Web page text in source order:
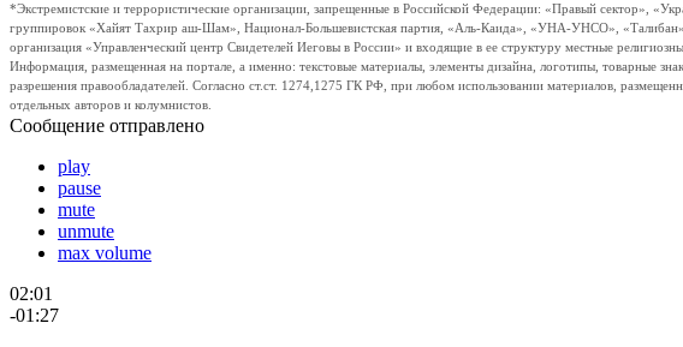
*Экстремистские и террористические организации, запрещенные в Российской Федерации: «Правый
группировок «Хайят Тахрир аш-Шам», Национал-Большевистская партия, «Аль-Каида», «УНА-УНСО»,
организация «Управленческий центр Свидетелей Иеговы в России» и входящие в ее структуру местные
Информация, размещенная на портале, а именно: текстовые материалы, элементы дизайна, логотипы, товарные
разрешения правообладателей. Согласно ст.ст. 1274,1275 ГК РФ, при любом использовании материалов,
отдельных авторов и колумнистов.
Сообщение отправлено
play
pause
mute
unmute
max volume
02:01
-01:27